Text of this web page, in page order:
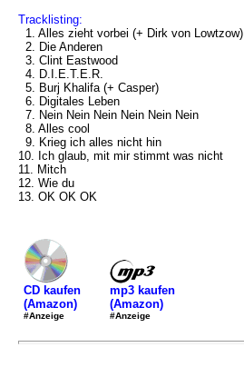
Tracklisting:
1. Alles zieht vorbei (+ Dirk von Lowtzow)
2. Die Anderen
3. Clint Eastwood
4. D.I.E.T.E.R.
5. Burj Khalifa (+ Casper)
6. Digitales Leben
7. Nein Nein Nein Nein Nein Nein
8. Alles cool
9. Krieg ich alles nicht hin
10. Ich glaub, mit mir stimmt was nicht
11. Mitch
12. Wie du
13. OK OK OK
CD kaufen
(Amazon)
#Anzeige
mp3 kaufen
(Amazon)
#Anzeige